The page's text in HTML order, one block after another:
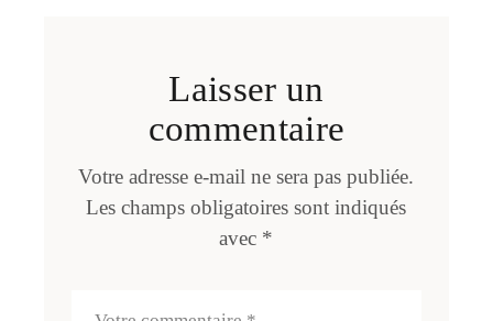
Laisser un
commentaire
Votre adresse e-mail ne sera pas publiée.
Les champs obligatoires sont indiqués
avec *